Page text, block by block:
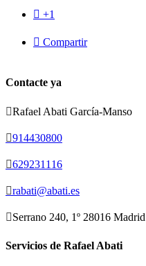
 +1
 Compartir
Contacte ya
Rafael Abati García-Manso
914430800
629231116
rabati@abati.es
Serrano 240, 1º 28016 Madrid
Servicios de Rafael Abati